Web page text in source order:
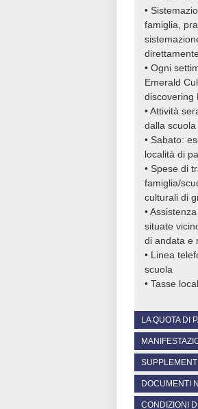
•
famiglia,
• Ogni
Emerald
discovering
• Attività
dalla
• Sabato:
località di
• Spese di
famiglia/
culturali di
•
situate
di andata e
• Linea
scuola
• Tasse
LA QUOTA DI
•
organizzato
• Spese
• Polizza
Invitiamo
preliminare
non
d’interesse
• Diete
DOCUMENTI
•
CONDIZIONI